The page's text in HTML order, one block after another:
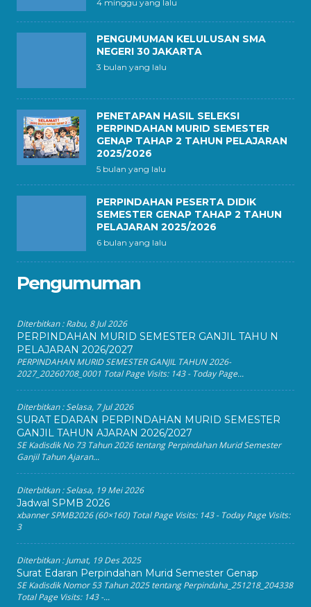
4 minggu yang lalu
PENGUMUMAN KELULUSAN SMA
NEGERI 30 JAKARTA
3 bulan yang lalu
PENETAPAN HASIL SELEKSI
PERPINDAHAN MURID SEMESTER
GENAP TAHAP 2 TAHUN PELAJARAN
2025/2026
5 bulan yang lalu
PERPINDAHAN PESERTA DIDIK
SEMESTER GENAP TAHAP 2 TAHUN
PELAJARAN 2025/2026
6 bulan yang lalu
Pengumuman
Diterbitkan :Rabu, 8 Jul 2026
PERPINDAHAN MURID SEMESTER GANJIL TAHU N
PELAJARAN 2026/2027
PERPINDAHAN MURID SEMESTER GANJIL TAHUN 2026-
2027_20260708_0001 Total Page Visits: 143 - Today Page...
Diterbitkan :Selasa, 7 Jul 2026
SURAT EDARAN PERPINDAHAN MURID SEMESTER
GANJIL TAHUN AJARAN 2026/2027
SE Kadisdik No 73 Tahun 2026 tentang Perpindahan Murid Semester
Ganjil Tahun Ajaran...
Diterbitkan :Selasa, 19 Mei 2026
Jadwal SPMB 2026
xbanner SPMB2026 (60×160) Total Page Visits: 143 - Today Page Visits:
3
Diterbitkan :Jumat, 19 Des 2025
Surat Edaran Perpindahan Murid Semester Genap
SE Kadisdik Nomor 53 Tahun 2025 tentang Perpindaha_251218_204338
Total Page Visits: 143 -...